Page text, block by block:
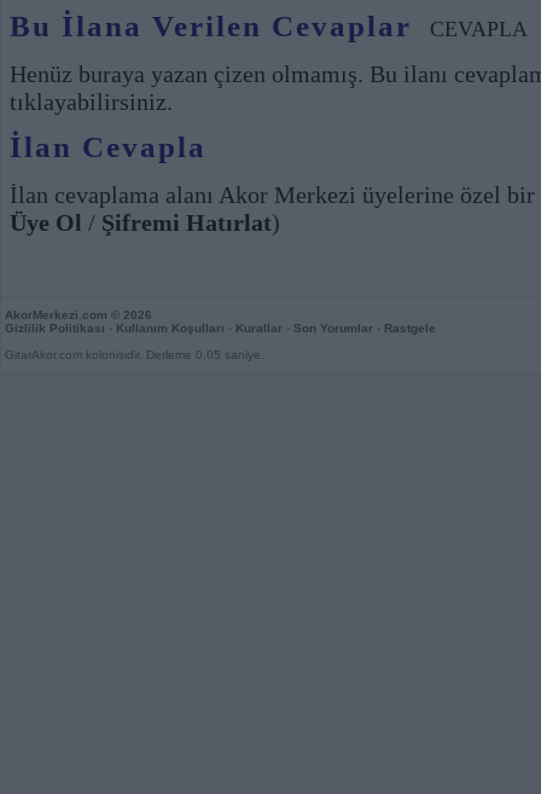
Bu İlana Verilen Cevaplar CEVAPLA
Henüz buraya yazan çizen olmamış. Bu ilanı
tıklayabilirsiniz.
İlan Cevapla
İlan cevaplama alanı Akor Merkezi üyelerine özel
Üye Ol / Şifremi Hatırlat)
AkorMerkezi.com © 2026
Gizlilik Politikası - Kullanım Koşulları - Kurallar - Son Yorumlar - Rastgele
GitarAkor.com kolonisidir. Derleme 0,05 saniye.